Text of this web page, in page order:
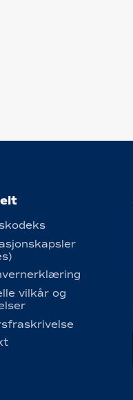
vilkår og